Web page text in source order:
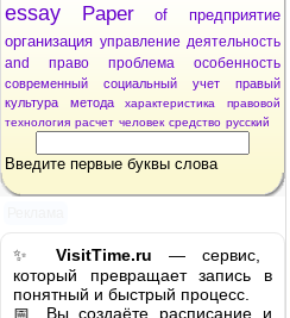
essay
Paper of
предприятие
организация управление деятельность
and
право проблема особенность
современный социальный учет
правый
культура
метода характеристика
правовой
технология расчет человек средство русский
Введите первые буквы слова
✨ VisitTime.ru — сервис,
который превращает запись в
понятный и быстрый процесс.
📅 Вы создаёте расписание и